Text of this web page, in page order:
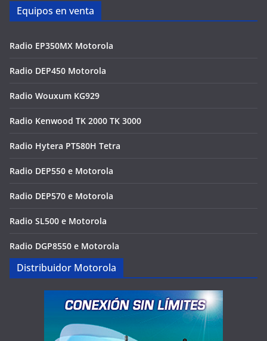
Equipos en venta
Radio EP350MX Motorola
Radio DEP450 Motorola
Radio Wouxum KG929
Radio Kenwood TK 2000 TK 3000
Radio Hytera PT580H Tetra
Radio DEP550 e Motorola
Radio DEP570 e Motorola
Radio SL500 e Motorola
Radio DGP8550 e Motorola
Distribuidor Motorola